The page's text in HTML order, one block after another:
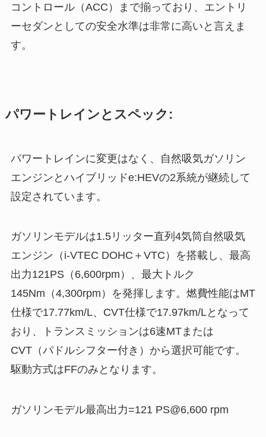
コントロール（ACC）まで揃っており、エントリ
ーセダンとしての安全水準は非常に高いと言えま
す。
パワートレインとスペック:
パワートレインに変更はなく、自然吸気ガソリン
エンジンとハイブリッドe:HEVの2系統が継続して
設定されています。
ガソリンモデルは1.5リッター直列4気筒自然吸気
エンジン（i-VTEC DOHC＋VTC）を搭載し、最高
出力121PS（6,600rpm）、最大トルク
145Nm（4,300rpm）を発揮します。燃費性能はMT
仕様で17.77km/L、CVT仕様で17.97km/Lとなって
おり、トランスミッションは6速MTまたは
CVT（パドルシフター付き）から選択可能です。
駆動方式はFFのみとなります。
ガソリンモデル最高出力=121 PS@6,600 rpm